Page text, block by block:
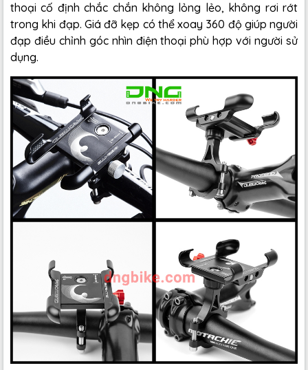
thoại cố định chắc chắn không lỏng lẻo, không rơi rớt
trong khi đạp. Giá đỡ kẹp có thể xoay 360 độ giúp người
đạp điều chỉnh góc nhìn điện thoại phù hợp với người sử
dụng.